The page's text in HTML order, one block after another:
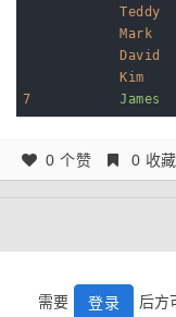
Teddy
Mark
David
Kim
7
0 个赞 0 收藏
需要 登录 后方